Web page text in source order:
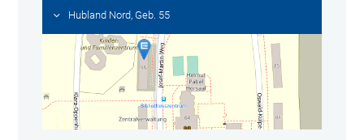
Hubland Nord, Geb. 55